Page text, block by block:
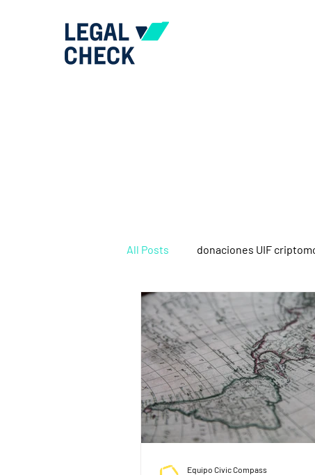
All Posts donaciones UIF
IGJ marco regulatorio
Equipo Civic Compass